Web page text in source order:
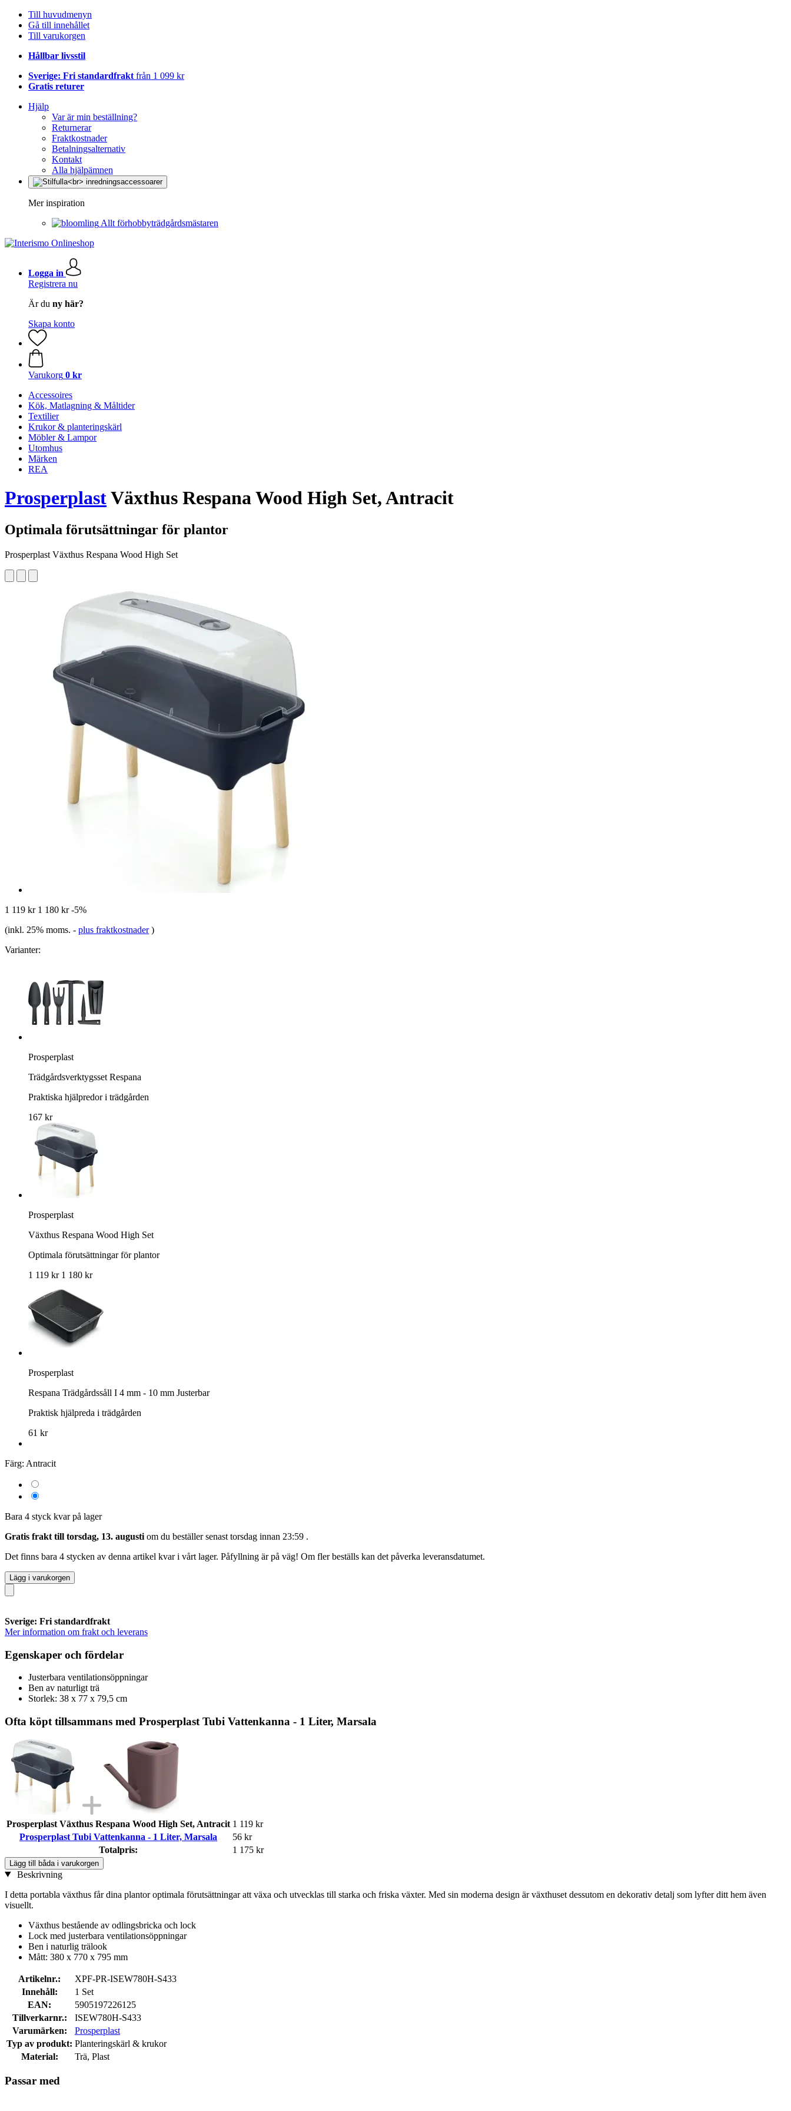
Till huvudmenyn
Gå till innehållet
Till varukorgen
Hållbar livsstil
Sverige: Fri standardfrakt från 1 099 kr
Gratis returer
Hjälp
Var är min beställning?
Returnerar
Fraktkostnader
Betalningsalternativ
Kontakt
Alla hjälpämnen
Mer inspiration
Allt förhobbyträdgårdsmästaren
Logga in
Registrera nu
Är du ny här?
Skapa konto
Varukorg 0 kr
Accessoires
Kök, Matlagning & Måltider
Textilier
Krukor & planteringskärl
Möbler & Lampor
Utomhus
Märken
REA
ProsperplastVäxthus Respana Wood High Set, Antracit
Optimala förutsättningar för plantor
Prosperplast Växthus Respana Wood High Set
1 119 kr 1 180 kr -5%
(inkl. 25% moms. - plus fraktkostnader )
Varianter:
Prosperplast
Trädgårdsverktygsset Respana
Praktiska hjälpredor i trädgården
167 kr
Prosperplast
Växthus Respana Wood High Set
Optimala förutsättningar för plantor
1 119 kr 1 180 kr
Prosperplast
Respana Trädgårdssåll I 4 mm - 10 mm Justerbar
Praktisk hjälpreda i trädgården
61 kr
Färg: Antracit
Bara 4 styck kvar på lager
Gratis frakt till torsdag, 13. augusti om du beställer senast torsdag innan 23:59 .
Det finns bara 4 stycken av denna artikel kvar i vårt lager. Påfyllning är på väg! Om fler beställs kan det påverka leveransdatumet.
Lägg i varukorgen
Sverige: Fri standardfrakt
Mer information om frakt och leverans
Egenskaper och fördelar
Justerbara ventilationsöppningar
Ben av naturligt trä
Storlek: 38 x 77 x 79,5 cm
Ofta köpt tillsammans med Prosperplast Tubi Vattenkanna - 1 Liter, Marsala
Prosperplast Växthus Respana Wood High Set, Antracit 1 119 kr
Prosperplast Tubi Vattenkanna - 1 Liter, Marsala
56 kr
Totalpris:
1 175 kr
Lägg till båda i varukorgen
Beskrivning
I detta portabla växthus får dina plantor optimala förutsättningar att växa och utvecklas till starka och friska växter. Med sin moderna design är växthuset dessutom en dekorativ detalj som lyfter ditt hem även
visuellt.
Växthus bestående av odlingsbricka och lock
Lock med justerbara ventilationsöppningar
Ben i naturlig trälook
Mått: 380 x 770 x 795 mm
Artikelnr.:
XPF-PR-ISEW780H-S433
Innehåll:
1 Set
EAN:
5905197226125
Tillverkarnr.:
ISEW780H-S433
Varumärken:
Prosperplast
Typ av produkt: Planteringskärl & krukor
Material:
Trä, Plast
Passar med